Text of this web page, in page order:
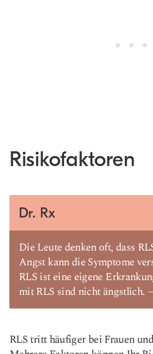
Risikofaktoren
Dr. Rx
Die Leute denken oft, dass
Angst kann die Symptome
RLS ist eine eigene
mit RLS sind nicht ängstlich.
RLS tritt häufiger bei Frauen